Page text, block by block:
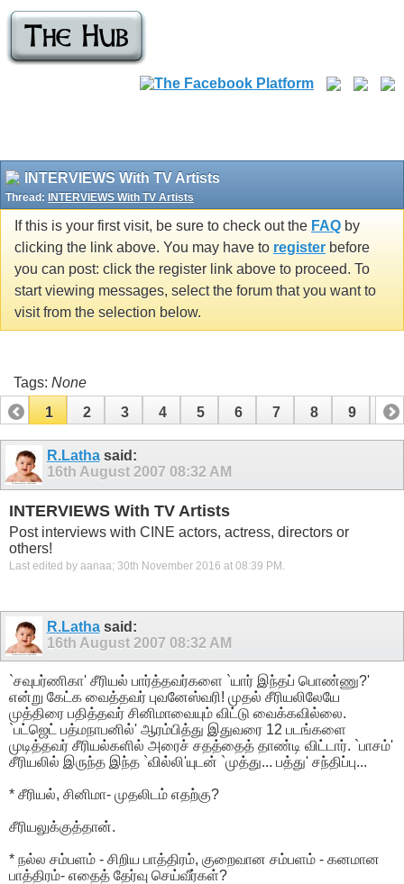
INTERVIEWS With TV Artists
Thread: INTERVIEWS With TV Artists
If this is your first visit, be sure to check out the FAQ by
clicking the link above. You may have to register before
you can post: click the register link above to proceed. To
start viewing messages, select the forum that you want to
visit from the selection below.
Tags: None
1
2 3 4 5 6 7 8 9 10
11 12 13
R.Lathasaid:
16th August 2007 08:32 AM
INTERVIEWS With TV Artists
Post interviews with CINE actors, actress, directors or
others!
Last edited by aanaa; 30th November 2016 at 08:39 PM .
R.Lathasaid:
16th August 2007 08:32 AM
`சவுபர்ணிகா' சீரியல் பார்த்தவர்களை `யார் இந்தப் பொண்ணு?'
என்று கேட்க வைத்தவர் புவனேஸ்வரி! முதல் சீரியலிலேயே
முத்திரை பதித்தவர் சினிமாவையும் விட்டு வைக்கவில்லை.
`பட்ஜெட் பத்மநாபனில்' ஆரம்பித்து இதுவரை 12 படங்களை
முடித்தவர் சீரியல்களில் அரைச் சதத்தைத் தாண்டி விட்டார். `பாசம்'
சீரியலில் இருந்த இந்த `வில்லி'யுடன் `முத்து... பத்து' சந்திப்பு...
* சீரியல், சினிமா- முதலிடம் எதற்கு?
சீரியலுக்குத்தான்.
* நல்ல சம்பளம் - சிறிய பாத்திரம், குறைவான சம்பளம் - கனமான
பாத்திரம்- எதைத் தேர்வு செய்வீர்கள்?